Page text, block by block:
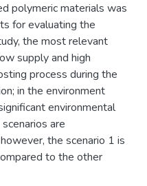
polymeric materials was
for evaluating the
the most relevant
supply and high
process during the
in the environment
environmental
are
the scenario 1 is
to the other